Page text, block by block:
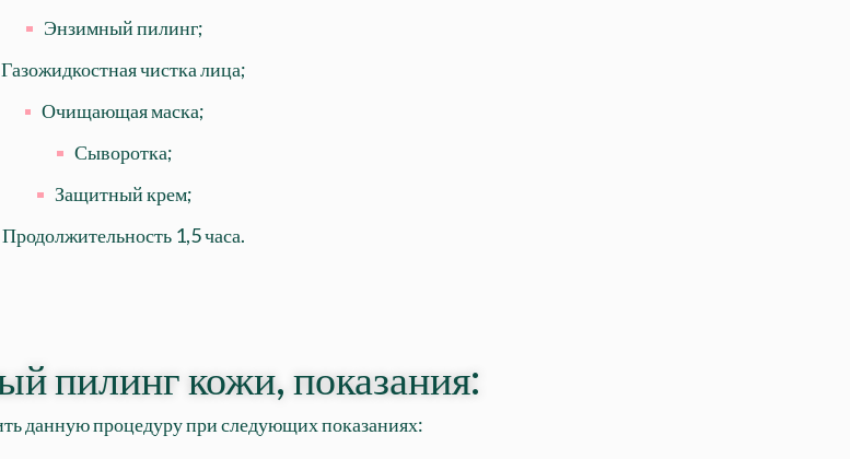
Энзимный пилинг;
Газожидкостная чистка лица;
Очищающая маска;
Сыворотка;
Защитный крем;
Продолжительность 1,5 часа.
пилинг кожи, показания:
данную процедуру при следующих показаниях: